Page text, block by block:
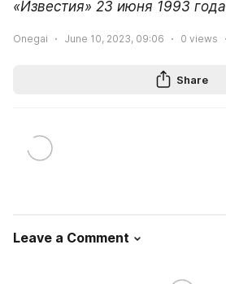
«Известия» 23 июня 1993 года
Onegai June 10, 2023, 09:06 0 views
Share
Leave a Comment